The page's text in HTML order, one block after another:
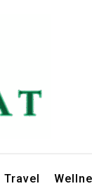
Travel